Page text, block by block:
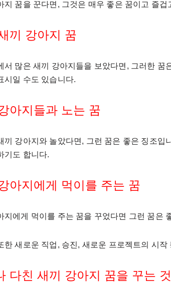
지 꿈을 꾼다면, 그것은 매우 좋은 꿈이고 즐
끼 강아지 꿈
서 많은 새끼 강아지들을 보았다면, 그러한
시일 수도 있습니다.
아지들과 노는 꿈
끼 강아지와 놀았다면, 그런 꿈은 좋은 징조
기도 합니다.
아지에게 먹이를 주는 꿈
지에게 먹이를 주는 꿈을 꾸었다면 그런 꿈은
한 새로운 직업, 승진, 새로운 프로젝트의 시
다친 새끼 강아지 꿈을 꾸는 것